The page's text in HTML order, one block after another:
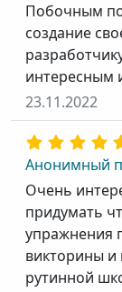
Побочным
создание
интересным
23.11.2022
Анонимный
Очень
придумать
упражнения
викторины и
рутинной